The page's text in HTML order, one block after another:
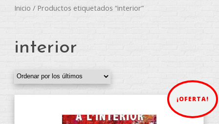
Inicio / Productos etiquetados “interior”
interior
¡OFERTA!